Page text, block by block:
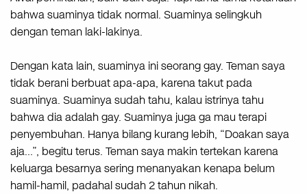
bahwa suaminya tidak normal. Suaminya selingkuh
dengan teman laki-lakinya.
Dengan kata lain, suaminya ini seorang gay. Teman saya
tidak berani berbuat apa-apa, karena takut pada
suaminya. Suaminya sudah tahu, kalau istrinya tahu
bahwa dia adalah gay. Suaminya juga ga mau terapi
penyembuhan. Hanya bilang kurang lebih, “Doakan saya
aja…”, begitu terus. Teman saya makin tertekan karena
keluarga besarnya sering menanyakan kenapa belum
hamil-hamil, padahal sudah 2 tahun nikah.